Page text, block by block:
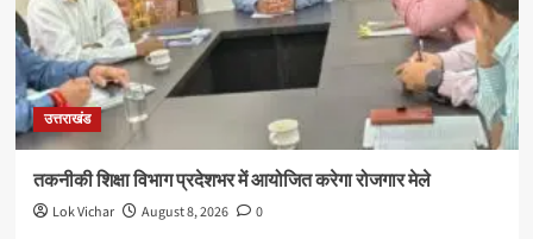
उत्तराखंड
तकनीकी शिक्षा विभाग प्रदेशभर में आयोजित करेगा रोजगार मेले
Lok Vichar August 8, 2026 0